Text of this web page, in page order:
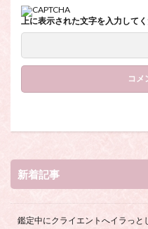
上に表示された文字を入力してく
新着記事
鑑定中にクライエントへイラっと